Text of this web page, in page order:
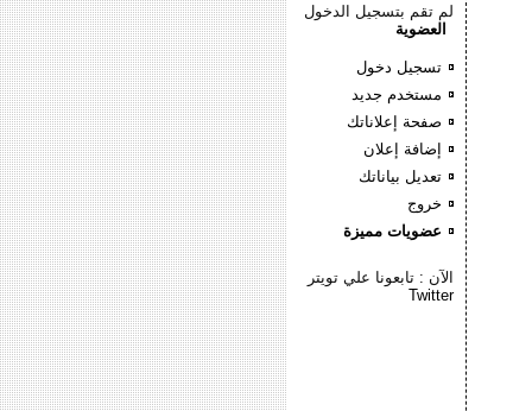
لم تقم بتسجيل الدخول
العضوية
تسجيل دخول
مستخدم جديد
صفحة إعلاناتك
إضافة إعلان
تعديل بياناتك
خروج
عضويات مميزة
الآن : تابعونا علي تويتر
Twitter